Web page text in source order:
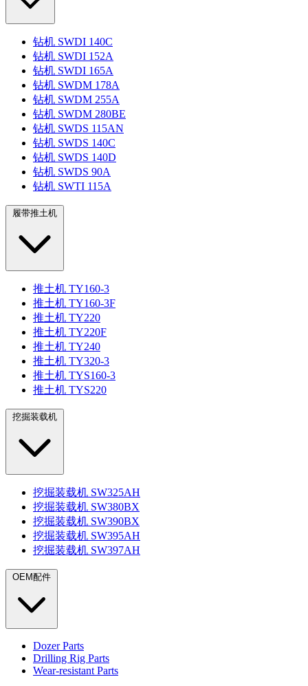
钻机 SWDI 140C
钻机 SWDI 152A
钻机 SWDI 165A
钻机 SWDM 178A
钻机 SWDM 255A
钻机 SWDM 280BE
钻机 SWDS 115AN
钻机 SWDS 140C
钻机 SWDS 140D
钻机 SWDS 90A
钻机 SWTI 115A
履带推土机
推土机 TY160-3
推土机 TY160-3F
推土机 TY220
推土机 TY220F
推土机 TY240
推土机 TY320-3
推土机 TYS160-3
推土机 TYS220
挖掘装载机
挖掘装载机 SW325AH
挖掘装载机 SW380BX
挖掘装载机 SW390BX
挖掘装载机 SW395AH
挖掘装载机 SW397AH
OEM配件
Dozer Parts
Drilling Rig Parts
Wear-resistant Parts